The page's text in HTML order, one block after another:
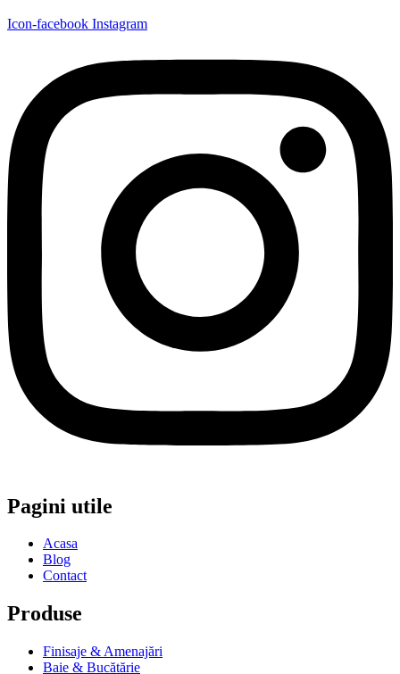
Icon-facebook Instagram
Pagini utile
Acasa
Blog
Contact
Produse
Finisaje & Amenajări
Baie & Bucătărie